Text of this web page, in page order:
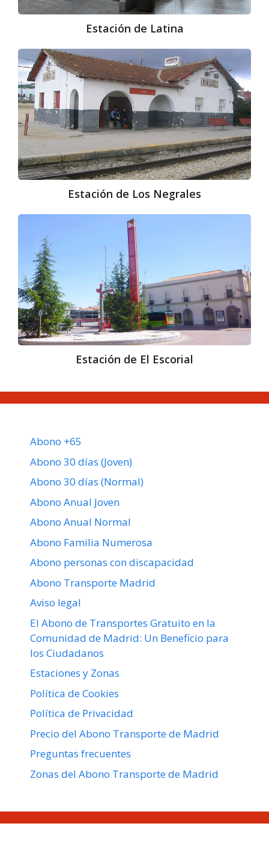
Estación de Latina
Estación
de
Los
Negrales
Estación de Los Negrales
Estación
de
El
Escorial
Estación de El Escorial
Abono +65
Abono 30 días (Joven)
Abono 30 días (Normal)
Abono Anual Joven
Abono Anual Normal
Abono Familia Numerosa
Abono personas con discapacidad
Abono Transporte Madrid
Aviso legal
El Abono de Transportes Gratuito en la
Comunidad de Madrid: Un Beneficio para
los Ciudadanos
Estaciones y Zonas
Política de Cookies
Política de Privacidad
Precio del Abono Transporte de Madrid
Preguntas frecuentes
Zonas del Abono Transporte de Madrid